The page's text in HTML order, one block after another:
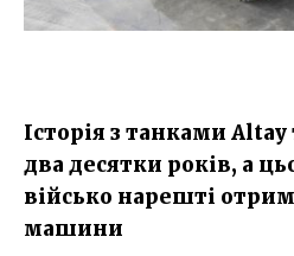
Історія з танками
два десятки років, а
військо нарешті
машини